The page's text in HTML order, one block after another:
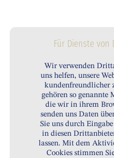
Für Dienste
Wir verwenden
uns helfen, unsere
kundenfreundlicher
gehören so genannte
die wir in ihrem
senden uns Daten
Sie uns durch
in diesen
lassen. Mit dem
Cookies stimmen